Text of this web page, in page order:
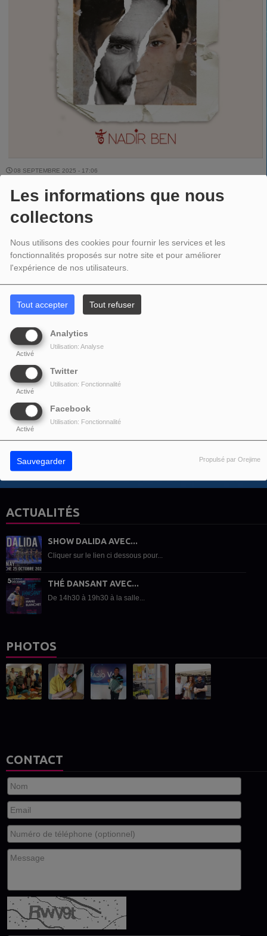
Les informations que nous
collectons
Nous utilisons des cookies pour fournir les services et les
fonctionnalités proposés sur notre site et pour améliorer
l'expérience de nos utilisateurs.
Tout accepter Tout refuser
Analytics
Activé
Utilisation: Analyse
Twitter
Activé
Utilisation: Fonctionnalité
Facebook
Activé
Utilisation: Fonctionnalité
Sauvegarder Propulsé par Orejime
08 SEPTEMBRE 2025 - 17:06
NADIR BEN - VAG MUSIC interview du 8 septembre 2025
00:00 23:25
PARTAGEZ !
COMMENTAIRES(0)
Vous devez être connecté pour commenter
ACTUALITÉS
SHOW DALIDA AVEC...
Cliquer sur le lien ci dessous pour...
THÉ DANSANT AVEC...
De 14h30 à 19h30 à la salle...
PHOTOS
CONTACT